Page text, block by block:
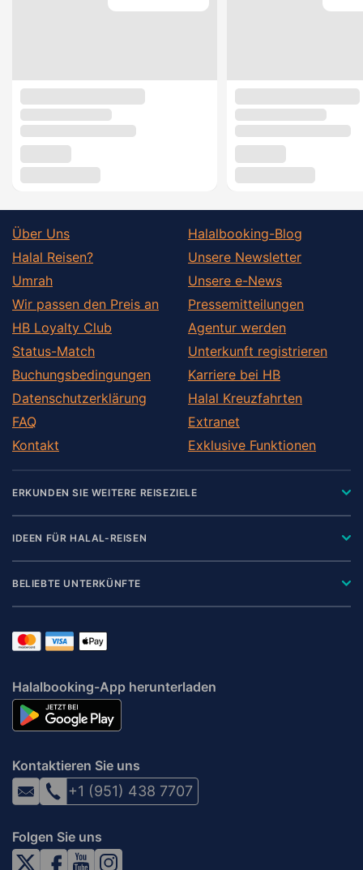
Über Uns
Halal Reisen?
Umrah
Wir passen den Preis an
HB Loyalty Club
Status-Match
Buchungsbedingungen
Datenschutzerklärung
FAQ
Kontakt
Halalbooking-Blog
Unsere Newsletter
Unsere e-News
Pressemitteilungen
Agentur werden
Unterkunft registrieren
Karriere bei HB
Halal Kreuzfahrten
Extranet
Exklusive Funktionen
ERKUNDEN SIE WEITERE REISEZIELE
IDEEN FÜR HALAL-REISEN
BELIEBTE UNTERKÜNFTE
Halalbooking-App herunterladen
Kontaktieren Sie uns
+1 (951) 438 7707
Folgen Sie uns